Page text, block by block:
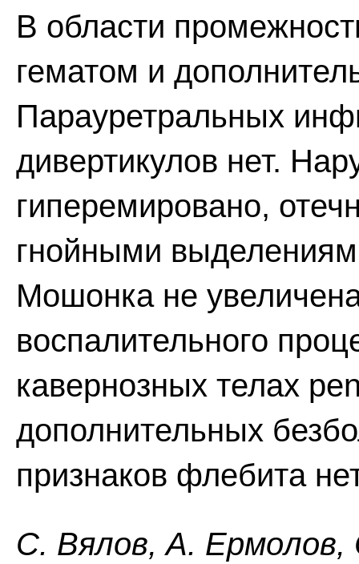
В области
гематом и
Парауретральных
дивертикулов нет.
гиперемировано,
гнойными
Мошонка не
воспалительного
кавернозных телах
дополнительных
признаков флебита
C. Bялoв, A.